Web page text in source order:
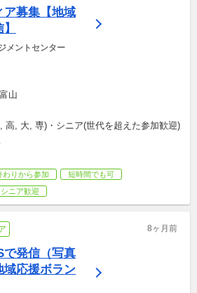
ア募集【地域
メントセンター
山
高, 大, 専)・シニア(世代を超えた参加歓迎)
わりから参加
短時間でも可
シニア歓迎
8ヶ月前
で発信（写真
域応援ボラン